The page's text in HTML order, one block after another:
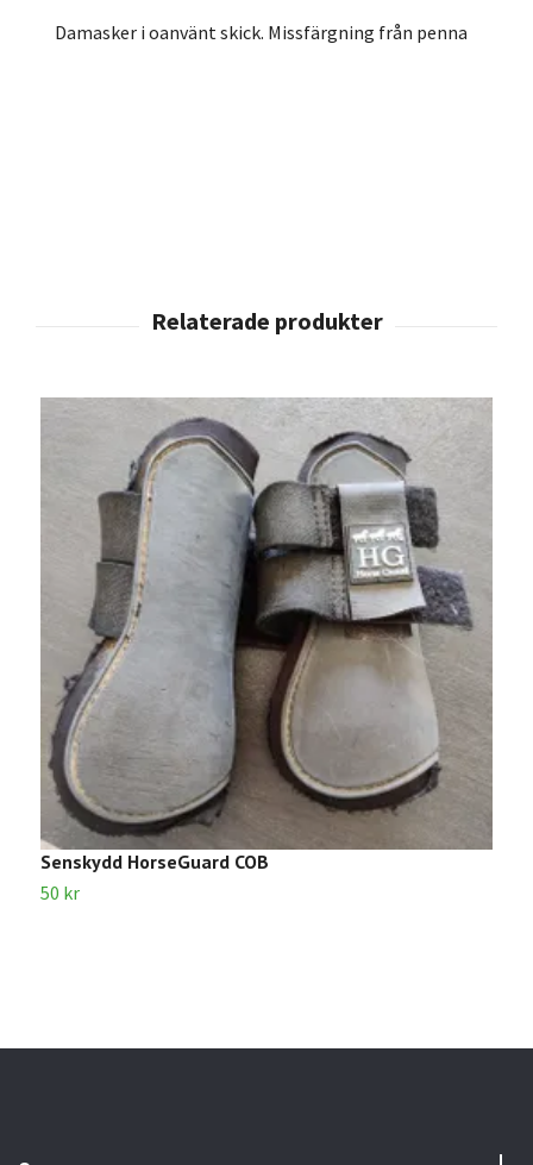
Damasker i oanvänt skick. Missfärgning från penna
Senskydd HorseGuard COB
50 kr